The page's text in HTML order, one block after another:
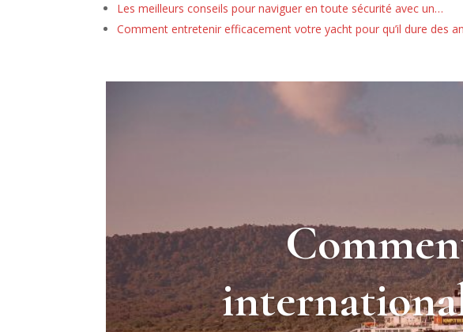
Les meilleurs conseils pour naviguer en toute sécurité avec un…
Comment entretenir efficacement votre yacht pour qu’il dure des